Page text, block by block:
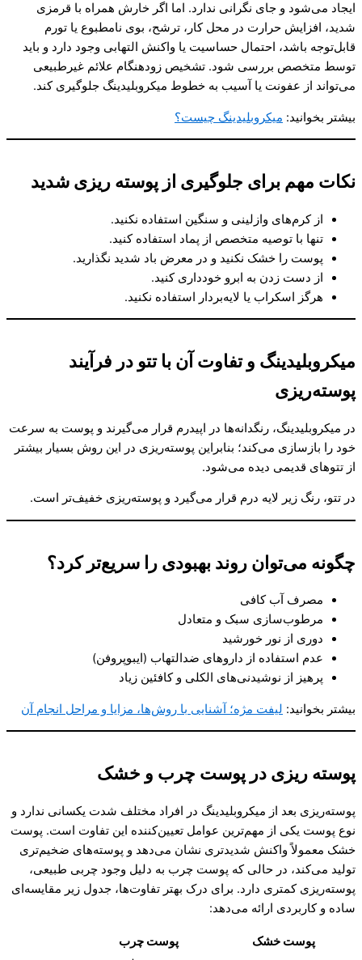
ایجاد می‌شود و جای نگرانی ندارد. اما اگر خارش همراه با قرمزی
شدید، افزایش حرارت در محل کار، ترشح، بوی نامطبوع یا تورم
قابل‌توجه باشد، احتمال حساسیت یا واکنش التهابی وجود دارد و باید
توسط متخصص بررسی شود. تشخیص زودهنگام علائم غیرطبیعی
می‌تواند از عفونت یا آسیب به خطوط میکروبلیدینگ جلوگیری کند.
بیشتر بخوانید:میکروبلیدینگ چیست؟
نکات مهم برای جلوگیری از پوسته‌ ریزی شدید
از کرم‌های وازلینی و سنگین استفاده نکنید.
تنها با توصیه متخصص از پماد استفاده کنید.
پوست را خشک نکنید و در معرض باد شدید نگذارید.
از دست زدن به ابرو خودداری کنید.
هرگز اسکراب یا لایه‌بردار استفاده نکنید.
میکروبلیدینگ و تفاوت آن با تتو در فرآیند
پوسته‌ریزی
در میکروبلیدینگ، رنگدانه‌ها در اپیدرم قرار می‌گیرند و پوست به سرعت
خود را بازسازی می‌کند؛ بنابراین پوسته‌ریزی در این روش بسیار بیشتر
از تتوهای قدیمی دیده می‌شود.
در تتو، رنگ زیر لایه درم قرار می‌گیرد و پوسته‌ریزی خفیف‌تر است.
چگونه می‌توان روند بهبودی را سریع‌تر کرد؟
مصرف آب کافی
مرطوب‌سازی سبک و متعادل
دوری از نور خورشید
عدم استفاده از داروهای ضدالتهاب (ایبوپروفن)
پرهیز از نوشیدنی‌های الکلی و کافئین زیاد
بیشتر بخوانید:لیفت مژه؛ آشنایی با روش‌ها، مزایا و مراحل انجام آن
پوسته ریزی در پوست چرب و خشک
پوسته‌ریزی بعد از میکروبلیدینگ در افراد مختلف شدت یکسانی ندارد و
نوع پوست یکی از مهم‌ترین عوامل تعیین‌کننده این تفاوت است. پوست
خشک معمولاً واکنش شدیدتری نشان می‌دهد و پوسته‌های ضخیم‌تری
تولید می‌کند، در حالی‌ که پوست چرب به دلیل وجود چربی طبیعی،
پوسته‌ریزی کمتری دارد. برای درک بهتر تفاوت‌ها، جدول زیر مقایسه‌ای
ساده و کاربردی ارائه می‌دهد:
پوست خشک
پوست چرب